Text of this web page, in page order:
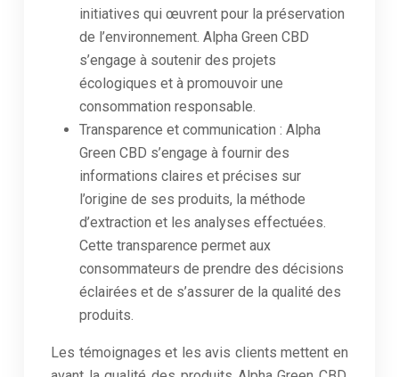
initiatives qui œuvrent pour la préservation
de l’environnement. Alpha Green CBD
s’engage à soutenir des projets
écologiques et à promouvoir une
consommation responsable.
Transparence et communication : Alpha
Green CBD s’engage à fournir des
informations claires et précises sur
l’origine de ses produits, la méthode
d’extraction et les analyses effectuées.
Cette transparence permet aux
consommateurs de prendre des décisions
éclairées et de s’assurer de la qualité des
produits.
Les témoignages et les avis clients mettent en